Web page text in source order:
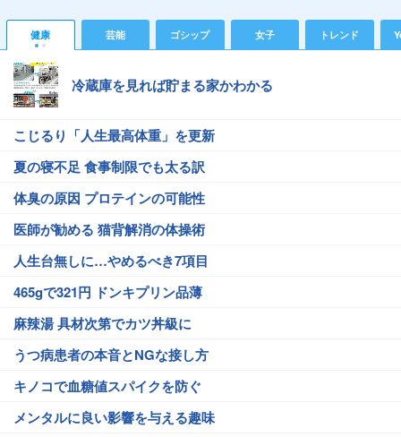
健康 芸能 ゴシップ 女子 トレンド
冷蔵庫を見れば貯まる家かわかる
こじるり「人生最高体重」を更新
夏の寝不足 食事制限でも太る訳
体臭の原因 プロテインの可能性
医師が勧める 猫背解消の体操術
人生台無しに…やめるべき7項目
465gで321円 ドンキプリン品薄
麻辣湯 具材次第でカツ丼級に
うつ病患者の本音とNGな接し方
キノコで血糖値スパイクを防ぐ
メンタルに良い影響を与える趣味